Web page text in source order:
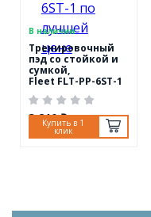
В наличии
Тренировочный
пэд со стойкой и
сумкой,
Fleet FLT-PP-6ST-1
3 210 ₽
Купить в 1
клик